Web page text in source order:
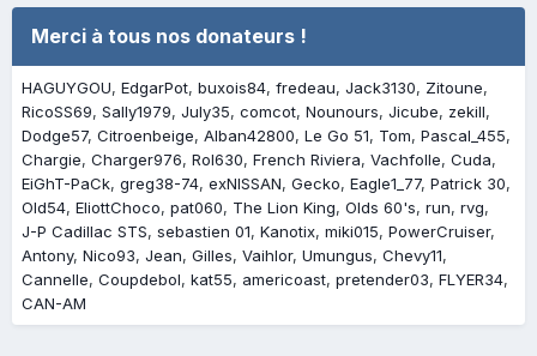
Merci à tous nos donateurs !
HAGUYGOU EdgarPot buxois84 fredeau Jack3130
Zitoune
RicoSS69 Sally1979 July35 comcot Nounours Jicube
zekill
Dodge57 Citroenbeige Alban42800 Le Go 51 Tom Pascal_455
Chargie Charger976 Rol630 French Riviera Vachfolle Cuda
EiGhT-PaCk greg38-74 exNISSAN Gecko Eagle1_77 Patrick 30
Old54 EliottChoco pat060 The Lion King Olds 60's run rvg
J-P Cadillac STS sebastien 01 Kanotix miki015 PowerCruiser
Antony Nico93 Jean Gilles Vaihlor Umungus Chevy11
Cannelle Coupdebol kat55 americoast pretender03 FLYER34
CAN-AM